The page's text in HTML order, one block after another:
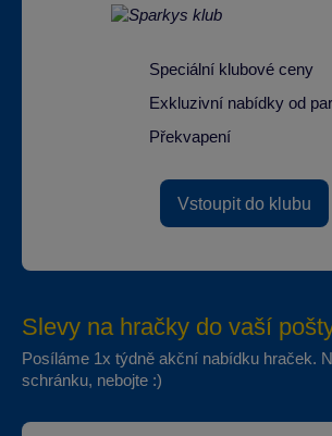
Speciální klubové ceny
Exkluzivní nabídky od
Překvapení
Vstoupit do klubu
Slevy na hračky do vaší
Posíláme 1x týdně akční nabídku hraček.
schránku, nebojte :)